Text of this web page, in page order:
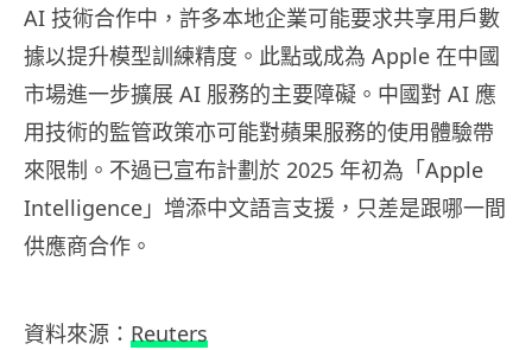
AI 技術合作中，許多本地企業可能要求共享用戶數
據以提升模型訓練精度。此點或成為 Apple 在中國
市場進一步擴展 AI 服務的主要障礙。中國對 AI 應
用技術的監管政策亦可能對蘋果服務的使用體驗帶
來限制。不過已宣布計劃於 2025 年初為「Apple
Intelligence」增添中文語言支援，只差是跟哪一間
供應商合作。
資料來源： Reuters